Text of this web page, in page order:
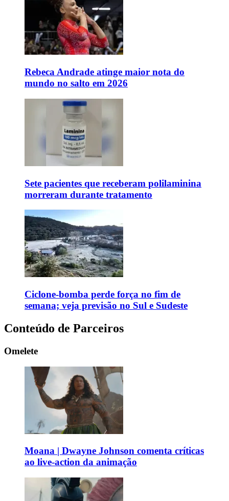
Rebeca Andrade atinge maior nota do
mundo no salto em 2026
Sete pacientes que receberam polilaminina
morreram durante tratamento
Ciclone-bomba perde força no fim de
semana; veja previsão no Sul e Sudeste
Conteúdo de Parceiros
Omelete
Moana | Dwayne Johnson comenta críticas
ao live-action da animação